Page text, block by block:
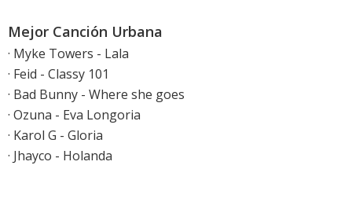
Mejor Canción Urbana
· Myke Towers - Lala
· Feid - Classy 101
· Bad Bunny - Where she goes
· Ozuna - Eva Longoria
· Karol G - Gloria
· Jhayco - Holanda